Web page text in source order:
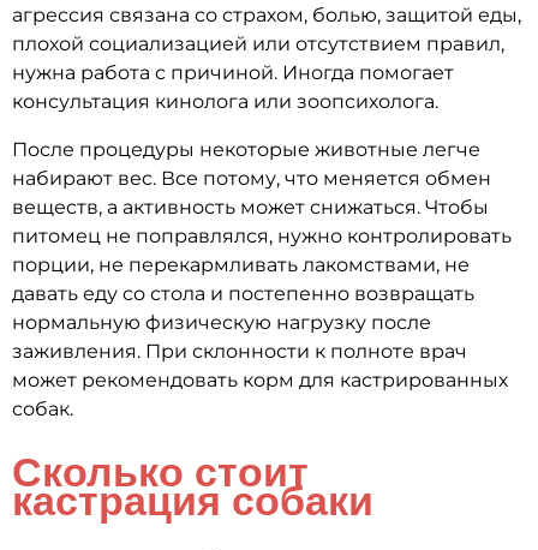
агрессия связана со страхом, болью, защитой еды,
плохой социализацией или отсутствием правил,
нужна работа с причиной. Иногда помогает
консультация кинолога или зоопсихолога.
После процедуры некоторые животные легче
набирают вес. Все потому, что меняется обмен
веществ, а активность может снижаться. Чтобы
питомец не поправлялся, нужно контролировать
порции, не перекармливать лакомствами, не
давать еду со стола и постепенно возвращать
нормальную физическую нагрузку после
заживления. При склонности к полноте врач
может рекомендовать корм для кастрированных
собак.
Сколько стоит
кастрация собаки